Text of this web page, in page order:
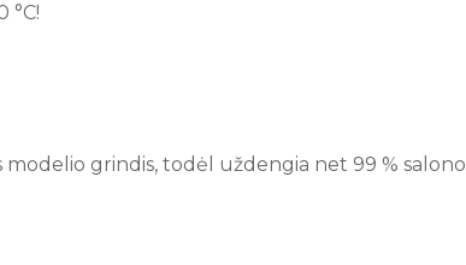
°C!
grindis, todėl uždengia net 99 %